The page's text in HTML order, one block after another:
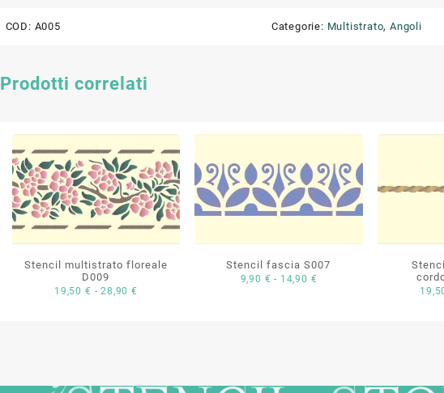
COD: A005 Categorie: Multistrato,Angoli
Prodotti correlati
Stencil multistrato floreale
D009
19,50 € - 28,90 €
Stencil fascia S007
9,90 € - 14,90 €